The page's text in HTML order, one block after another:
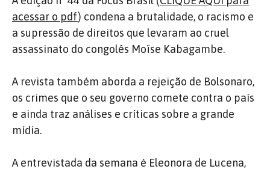
acessar o pdf) condena a brutalidade, o racismo e
a supressão de direitos que levaram ao cruel
assassinato do congolês Moïse Kabagambe.
A revista também aborda a rejeição de Bolsonaro,
os crimes que o seu governo comete contra o país
e ainda traz análises e críticas sobre a grande
mídia.
A entrevistada da semana é Eleonora de Lucena,